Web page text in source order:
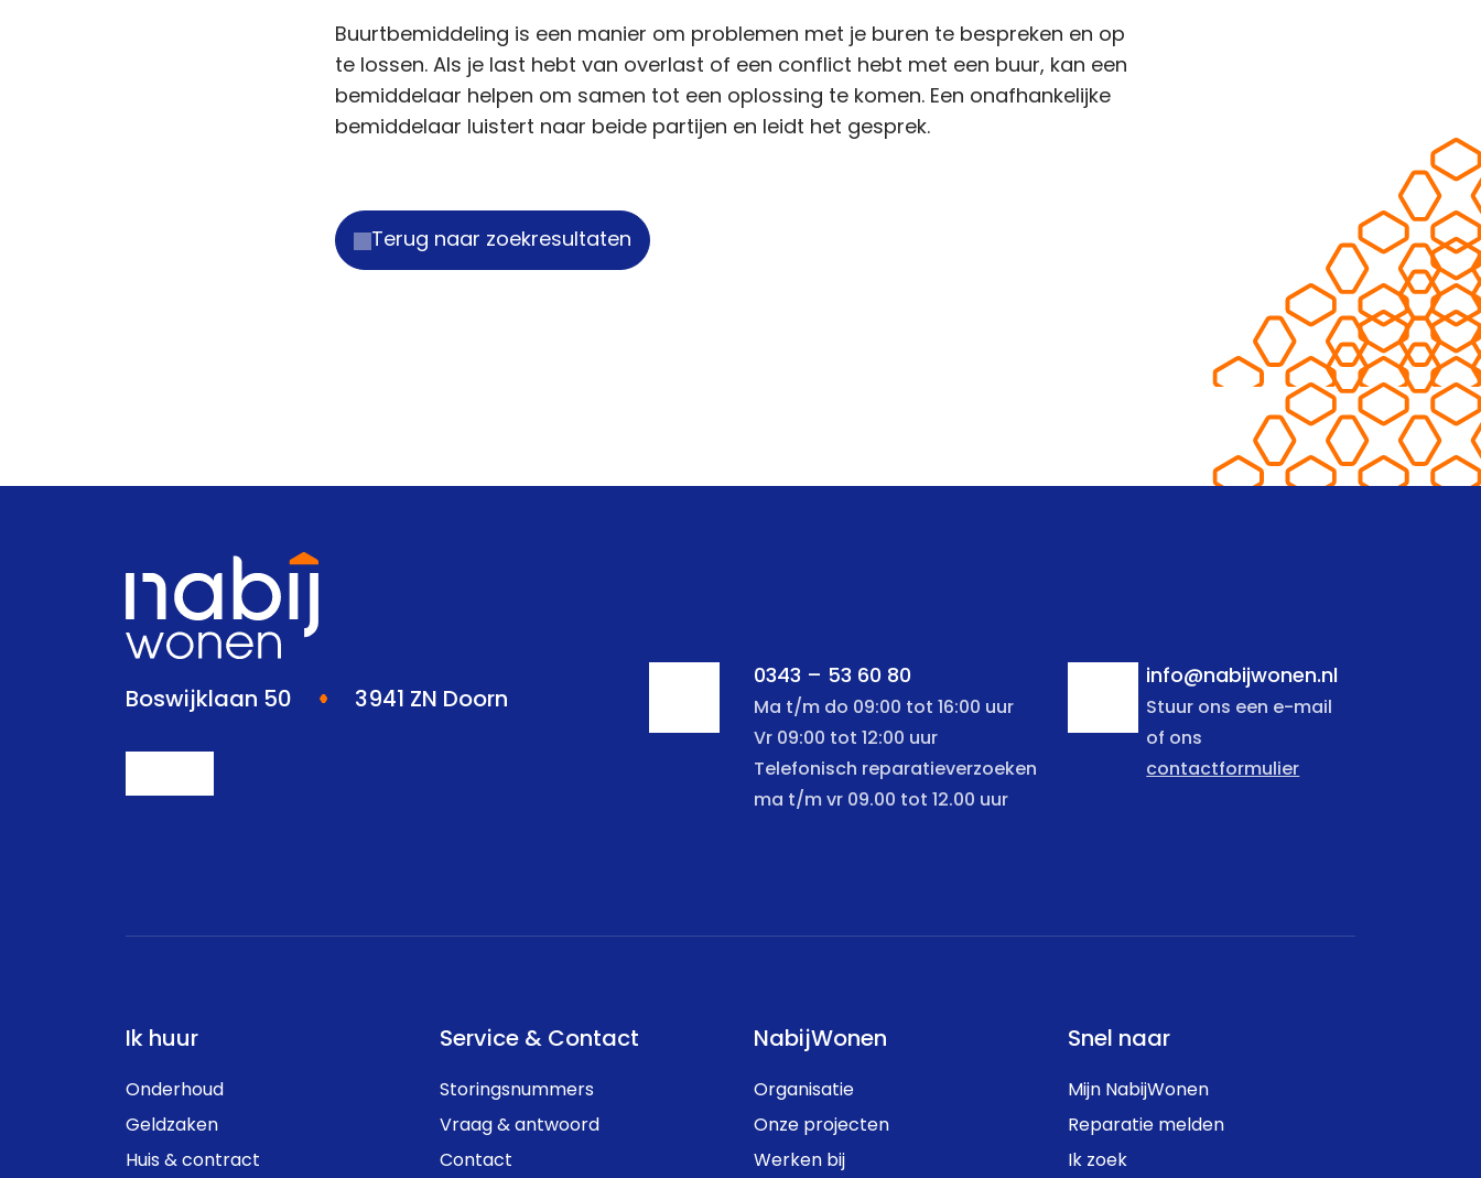
Buurtbemiddeling is een manier om problemen met je buren te bespreken en op
te lossen. Als je last hebt van overlast of een conflict hebt met een buur, kan een
bemiddelaar helpen om samen tot een oplossing te komen. Een onafhankelijke
bemiddelaar luistert naar beide partijen en leidt het gesprek.
Terug naar zoekresultaten
Boswijklaan 50 3941 ZN Doorn
0343 – 53 60 80
Ma t/m do 09:00 tot 16:00 uur
Vr 09:00 tot 12:00 uur
Telefonisch reparatieverzoeken
ma t/m vr 09.00 tot 12.00 uur
info@nabijwonen.nl
Stuur ons een e-mail
of ons
contactformulier
Ik huur
Onderhoud
Geldzaken
Huis & contract
Service & Contact
Storingsnummers
Vraag & antwoord
Contact
NabijWonen
Organisatie
Onze projecten
Werken bij
Snel naar
Mijn NabijWonen
Reparatie melden
Ik zoek